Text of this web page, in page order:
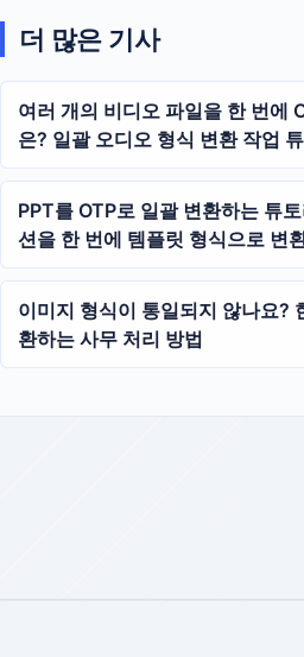
더 많은 기사
여러 개의 비디오 파일을 한 번에
은? 일괄 오디오 형식 변환 작업
PPT를 OTP로 일괄 변환하는 튜
션을 한 번에 템플릿 형식으로 변
이미지 형식이 통일되지 않나요?
환하는 사무 처리 방법